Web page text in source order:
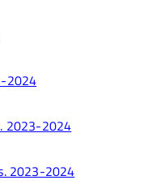
2024
2023-2024
2023-2024